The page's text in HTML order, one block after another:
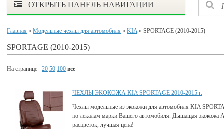
ОТКРЫТЬ ПАНЕЛЬ НАВИГАЦИИ
Главная » Модельные чехлы для автомобиля » KIA» SPORTAGE (2010-2015)
SPORTAGE (2010-2015)
На странице 20 50 100 все
ЧЕХЛЫ ЭКОКОЖА KIA SPORTAGE 2010-2015 г.
Чехлы модельные из экокожи для автомобиля KIA
по лекалам марки Вашего автомобиля. Дышащая экокожа
расцветок, лучшая цена!